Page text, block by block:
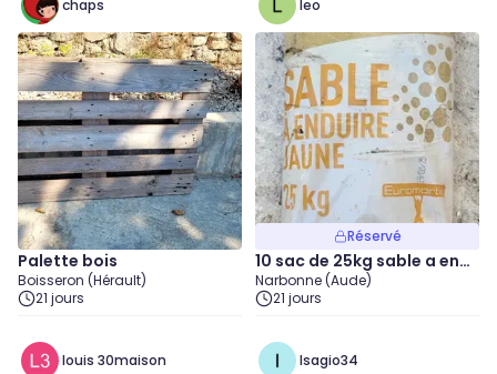
chaps
Palette bois
Boisseron (Hérault)
21 jours
leo
Réservé
10 sac de 25kg sable a end
uire jaune
Narbonne (Aude)
21 jours
louis 30maison Isagio34